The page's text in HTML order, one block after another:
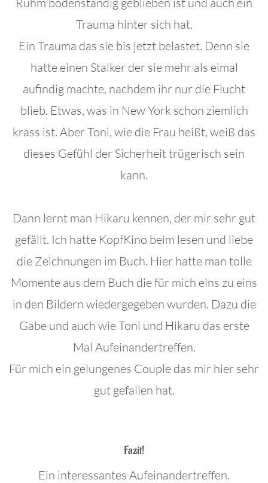
Trauma hinter sich hat.
Ein Trauma das sie bis jetzt belastet. Denn sie
hatte einen Stalker der sie mehr als eimal
aufindig machte, nachdem ihr nur die Flucht
blieb. Etwas, was in New York schon ziemlich
krass ist. Aber Toni, wie die Frau heißt, weiß das
dieses Gefühl der Sicherheit trügerisch sein
kann.
Dann lernt man Hikaru kennen, der mir sehr gut
gefällt. Ich hatte KopfKino beim lesen und liebe
die Zeichnungen im Buch. Hier hatte man tolle
Momente aus dem Buch die für mich eins zu eins
in den Bildern wiedergegeben wurden. Dazu die
Gabe und auch wie Toni und Hikaru das erste
Mal Aufeinandertreffen.
Für mich ein gelungenes Couple das mir hier sehr
gut gefallen hat.
Fazit!
Ein interessantes Aufeinandertreffen.